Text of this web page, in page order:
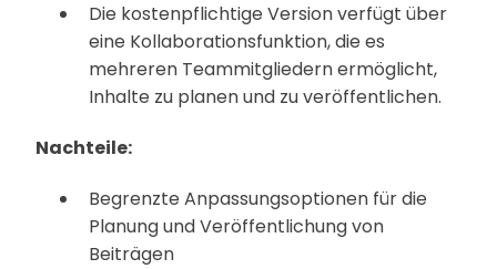
Die kostenpflichtige Version verfügt über
eine Kollaborationsfunktion, die es
mehreren Teammitgliedern ermöglicht,
Inhalte zu planen und zu veröffentlichen.
Nachteile:
Begrenzte Anpassungsoptionen für die
Planung und Veröffentlichung von
Beiträgen